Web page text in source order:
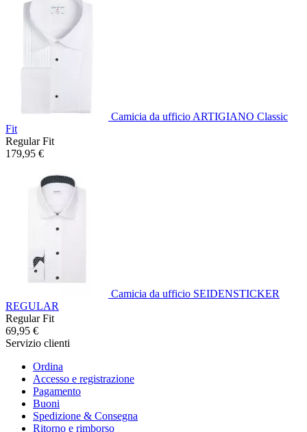
Camicia da ufficio ARTIGIANO Classic
Fit
Regular Fit
179,95 €
Camicia da ufficio SEIDENSTICKER
REGULAR
Regular Fit
69,95 €
Servizio clienti
Ordina
Accesso e registrazione
Pagamento
Buoni
Spedizione & Consegna
Ritorno e rimborso